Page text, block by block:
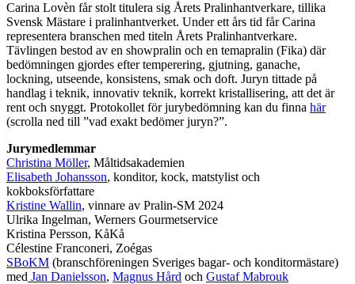
Carina Lovèn får stolt titulera sig Årets Pralinhantverkare, tillika
Svensk Mästare i pralinhantverket. Under ett års tid får Carina
representera branschen med titeln Årets Pralinhantverkare.
Tävlingen bestod av en showpralin och en temapralin (Fika) där
bedömningen gjordes efter temperering, gjutning, ganache,
lockning, utseende, konsistens, smak och doft. Juryn tittade på
handlag i teknik, innovativ teknik, korrekt kristallisering, att det är
rent och snyggt. Protokollet för jurybedömning kan du finna här
(scrolla ned till ”vad exakt bedömer juryn?”.
Jurymedlemmar
Christina Möller, Måltidsakademien
Elisabeth Johansson, konditor, kock, matstylist och
kokboksförfattare
Kristine Wallin, vinnare av Pralin-SM 2024
Ulrika Ingelman, Werners Gourmetservice
Kristina Persson, KåKå
Célestine Franconeri, Zoégas
SBoKM (branschföreningen Sveriges bagar- och konditormästare)
med Jan Danielsson, Magnus Hård och Gustaf Mabrouk